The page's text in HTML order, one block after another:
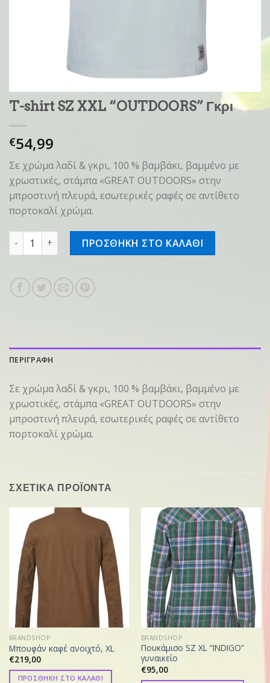
T-shirt SZ XXL “OUTDOORS” Γκρι
€54,99
Σε χρώμα λαδί & γκρι, 100 % βαμβάκι, βαμμένο με
χρωστικές, στάμπα «GREAT OUTDOORS» στην
μπροστινή πλευρά, εσωτερικές ραφές σε αντίθετο
πορτοκαλί χρώμα.
T-shirt SZ XXL "OUTDOORS" Γκρι ποσότητα
ΠΡΟΣΘΗΚΗ ΣΤΟ ΚΑΛΑΘΙ
ΠΕΡΙΓΡΑΦΗ
Σε χρώμα λαδί & γκρι, 100 % βαμβάκι, βαμμένο με
χρωστικές, στάμπα «GREAT OUTDOORS» στην
μπροστινή πλευρά, εσωτερικές ραφές σε αντίθετο
πορτοκαλί χρώμα.
ΣΧΕΤΙΚΑ ΠΡΟΪΟΝΤΑ
BRANDSHOP
Μπουφάν καφέ ανοιχτό, XL
€219,00
ΠΡΟΣΘΗΚΗ ΣΤΟ ΚΑΛΑΘΙ
BRANDSHOP
Πουκάμισο SZ XL “INDIGO”
γυναικείο
€95,00